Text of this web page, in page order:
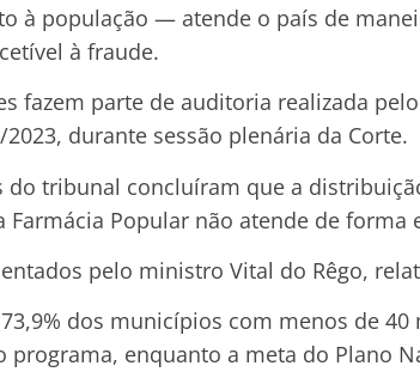
à população — atende o país de
à fraude.
fazem parte de auditoria realizada
durante sessão plenária da Corte.
do tribunal concluíram que a
Farmácia Popular não atende de forma
pelo ministro Vital do Rêgo,
dos municípios com menos de
programa, enquanto a meta do Plano